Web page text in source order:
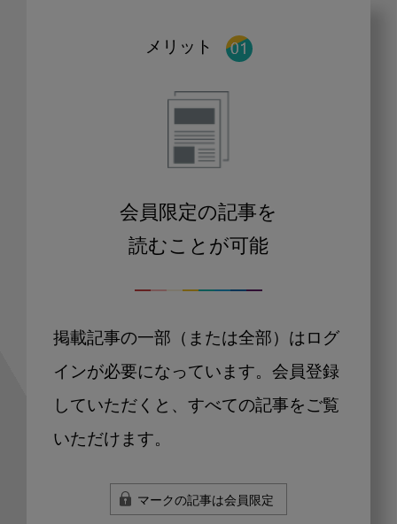
メリット
会員限定の記事を
読むことが可能
掲載記事の一部（または全部）はログ
インが必要になっています。会員登録
していただくと、すべての記事をご覧
いただけます。
マークの記事は会員限定